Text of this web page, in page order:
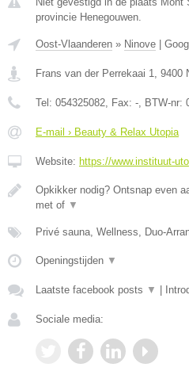
provincie Henegouwen.
Oost-Vlaanderen » Ninove
Frans van der Perrekaai 1, 9400
Tel: 054325082, Fax: -, BTW-nr:
E-mail › Beauty & Relax Utopia
Website: https://www.instituut-
Opkikker nodig? Ontsnap even
met of ▼
Privé sauna, Wellness, Duo-
Openingstijden ▼
Laatste facebook posts ▼
Sociale media: